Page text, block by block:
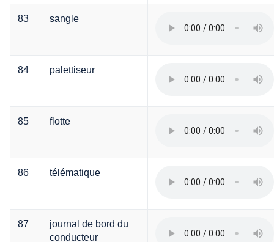
83 sangle
84 palettiseur
85 flotte
86 télématique
87
journal de bord du
conducteur